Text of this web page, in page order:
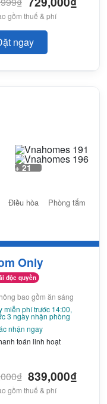
gồm thuế & phí
ngay
+ 21
Điều hòa Phòng tắm
Only
độc quyền
bao gồm ăn sáng
miễn phí trước 14:00,
3 ngày nhận phòng
nhận ngay
toán linh hoạt
839,000₫
gồm thuế & phí